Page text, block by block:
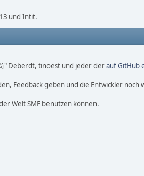
und Intit.
" Deberdt, tinoest und jeder derauf GitHub
Feedback geben und die Entwickler noch
Welt SMF benutzen können.